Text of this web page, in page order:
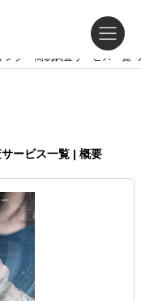
ング・簡易調査サービス一覧
ービス一覧 | 概要